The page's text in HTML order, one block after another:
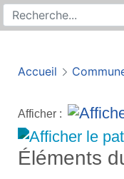
Recherche sur
Rechercher
Accueil
Afficher :
Éléments